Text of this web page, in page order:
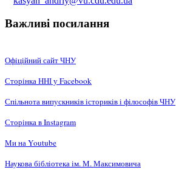
Важливі посилання
Офіційний сайт ЧНУ
Сторінка ННІ у Facebook
Спільнота випускників істориків і філософів ЧНУ
Сторінка в Instagram
Ми на Youtube
Наукова бібліотека ім. М. Максимовича